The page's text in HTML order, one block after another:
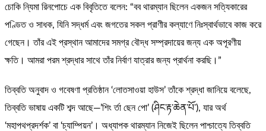
চোকি ন্যিমা রিনপোচে এক বিবৃতিতে বলেন: “বব থারম্যান ছিলেন একজন সত্যিকারের
পণ্ডিত ও সাধক, যিনি সদ্ধর্ম এবং জগতের সকল প্রাণীর কল্যাণে নিঃস্বার্থভাবে কাজ করে
গেছেন। তাঁর এই প্রস্থান আমাদের সমগ্র বৌদ্ধ সম্প্রদায়ের জন্য এক অপূরণীয়
ক্ষতি। আমরা পরম শ্রদ্ধার সাথে তাঁর নির্বাণ যাত্রার জন্য প্রার্থনা করছি।”
তিব্বতি অনুবাদ ও গবেষণা প্রতিষ্ঠান ‘লোতসাওয়া হাউস’ তাঁকে শ্রদ্ধা জানিয়ে বলেছে,
তিব্বতি ভাষায় একটি শব্দ আছে—’শিং র্তা ছেন পো’ (ཤིང་རྟ་ཆེན་པོ་), যার অর্থ
‘মহাপথপ্রদর্শক’ বা ‘চ্যাম্পিয়ন’। অধ্যাপক থারম্যান নিজেই ছিলেন পাশ্চাত্যে তিব্বতি